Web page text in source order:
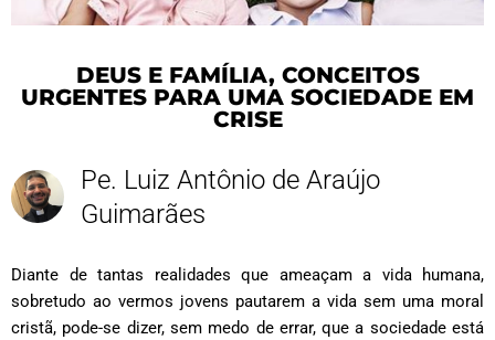
DEUS E FAMÍLIA, CONCEITOS
URGENTES PARA UMA SOCIEDADE EM
CRISE
Pe. Luiz Antônio de Araújo
Guimarães
Diante de tantas realidades que ameaçam a vida humana,
sobretudo ao vermos jovens pautarem a vida sem uma moral
cristã, pode-se dizer, sem medo de errar, que a sociedade está